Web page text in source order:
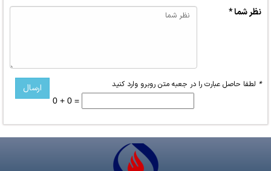
نظر شما *
* لطفا حاصل عبارت را در جعبه متن روبرو وارد کنید
0 + 0 =